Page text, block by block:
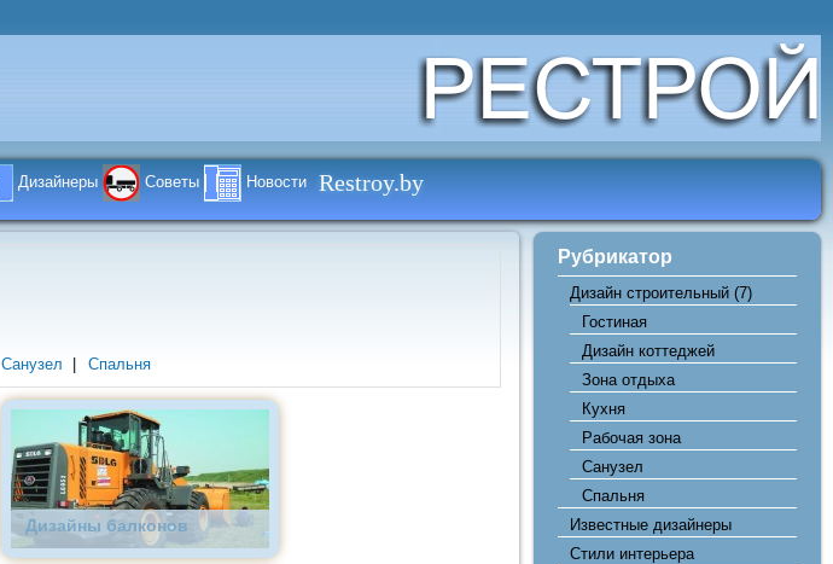
Дизайнеры Советы Новости Restroy.by
Санузел | Спальня
Дизайны балконов
Рубрикатор
Дизайн строительный (7)
Гостиная
Дизайн коттеджей
Зона отдыха
Кухня
Рабочая зона
Санузел
Спальня
Известные дизайнеры
Стили интерьера